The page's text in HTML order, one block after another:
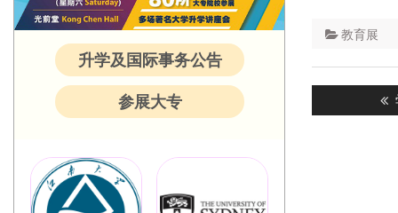
教育展
Post
升学及国际事务公告
参展大专